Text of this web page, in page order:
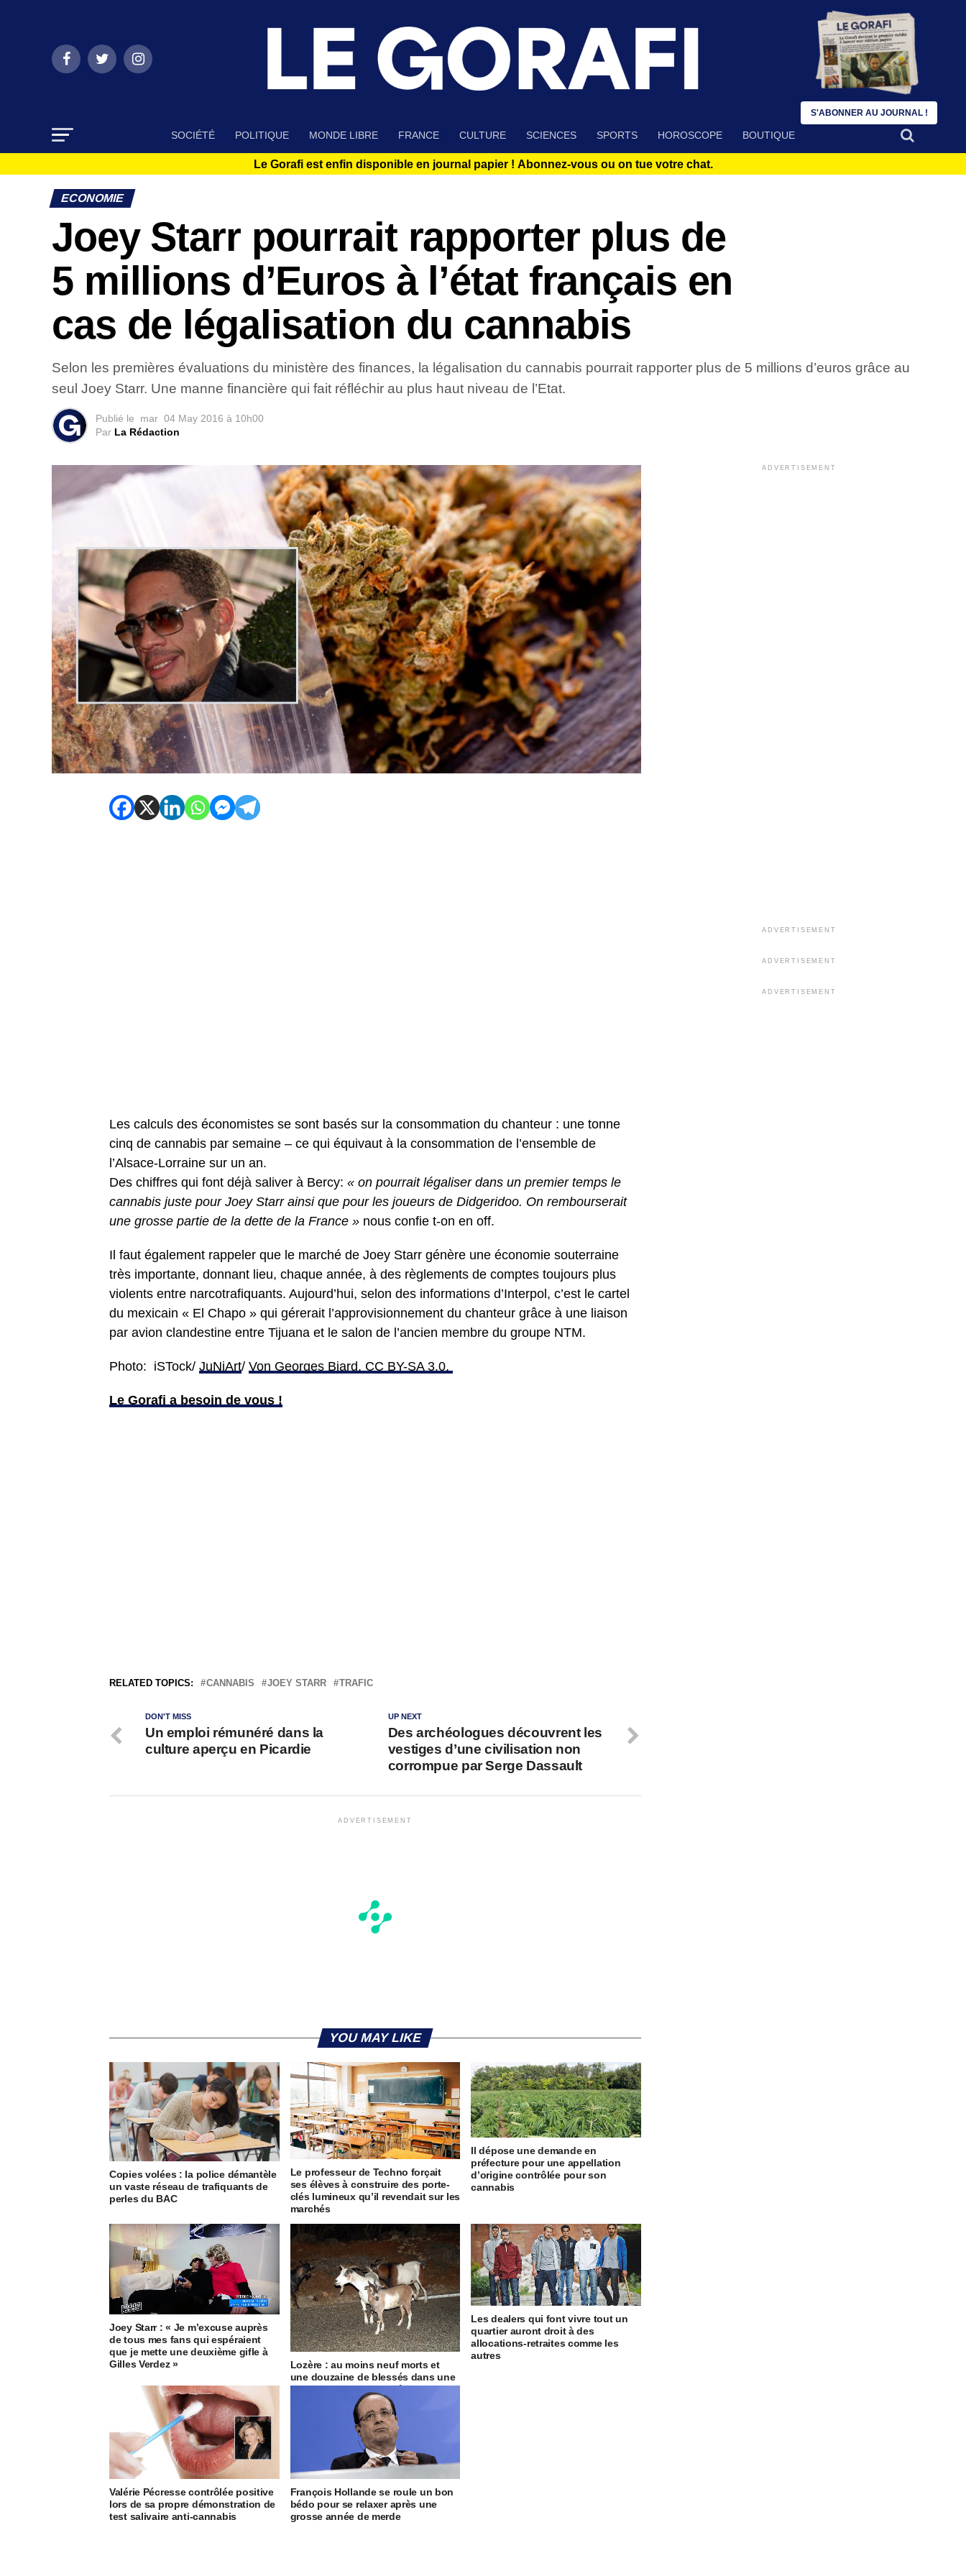
SOCIÉTÉ POLITIQUE MONDE LIBRE FRANCE CULTURE SCIENCES SPORTS HOROSCOPE BOUTIQUE
Le Gorafi est enfin disponible en journal papier ! Abonnez-vous ou on tue votre chat.
ECONOMIE
Joey Starr pourrait rapporter plus de
5 millions d’Euros à l’état français en
cas de légalisation du cannabis
Selon les premières évaluations du ministère des finances, la légalisation du cannabis pourrait rapporter plus de 5 millions d’euros grâce au
seul Joey Starr. Une manne financière qui fait réfléchir au plus haut niveau de l’Etat.
Publié le mar 04 May 2016 à 10h00
Par La Rédaction
Les calculs des économistes se sont basés sur la consommation du chanteur : une tonne
cinq de cannabis par semaine – ce qui équivaut à la consommation de l’ensemble de
l’Alsace-Lorraine sur un an.
Des chiffres qui font déjà saliver à Bercy: « on pourrait légaliser dans un premier temps le
cannabis juste pour Joey Starr ainsi que pour les joueurs de Didgeridoo. On rembourserait
une grosse partie de la dette de la France » nous confie t-on en off.
Il faut également rappeler que le marché de Joey Starr génère une économie souterraine
très importante, donnant lieu, chaque année, à des règlements de comptes toujours plus
violents entre narcotrafiquants. Aujourd’hui, selon des informations d’Interpol, c’est le cartel
du mexicain « El Chapo » qui gérerait l’approvisionnement du chanteur grâce à une liaison
par avion clandestine entre Tijuana et le salon de l’ancien membre du groupe NTM.
Photo: iSTock/ JuNiArt/ Von Georges Biard, CC BY-SA 3.0,
Le Gorafi a besoin de vous !
RELATED TOPICS: CANNABIS JOEY STARR TRAFIC
UP NEXT
Des archéologues découvrent les
vestiges d’une civilisation non
corrompue par Serge Dassault
DON'T MISS
Un emploi rémunéré dans la
culture aperçu en Picardie
ADVERTISEMENT
YOU MAY LIKE
Copies volées : la police démantèle
un vaste réseau de trafiquants de
perles du BAC
Le professeur de Techno forçait
ses élèves à construire des porte-
clés lumineux qu’il revendait sur les
marchés
Il dépose une demande en
préfecture pour une appellation
d’origine contrôlée pour son
cannabis
Joey Starr : « Je m’excuse auprès
de tous mes fans qui espéraient
que je mette une deuxième gifle à
Gilles Verdez »
Lozère : au moins neuf morts et
une douzaine de blessés dans une
collision entre deux chèvres
Les dealers qui font vivre tout un
quartier auront droit à des
allocations-retraites comme les
autres
Valérie Pécresse contrôlée positive
lors de sa propre démonstration de
test salivaire anti-cannabis
François Hollande se roule un bon
bédo pour se relaxer après une
grosse année de merde
ADVERTISEMENT
ADVERTISEMENT
ADVERTISEMENT
ADVERTISEMENT
S'ABONNER AU JOURNAL !